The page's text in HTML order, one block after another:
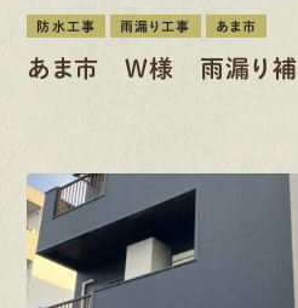
防水工事 雨漏り工事 あま市
あま市 W様 雨漏り補